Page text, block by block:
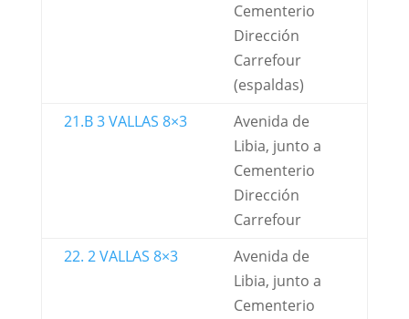
Cementerio
Dirección
Carrefour
(espaldas)
21.B 3 VALLAS 8×3
Avenida de
Libia, junto a
Cementerio
Dirección
Carrefour
22. 2 VALLAS 8×3
Avenida de
Libia, junto a
Cementerio